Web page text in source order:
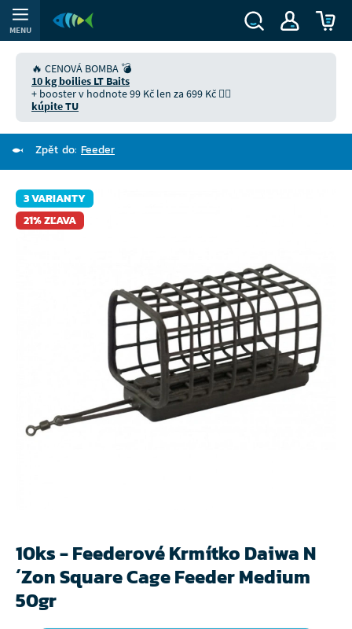
MENU
🔥 CENOVÁ BOMBA 💣
10 kg boilies LT Baits
+ booster v hodnote 99 Kč len za 699 Kč 👉🏻
kúpite TU
Zpět do: Feeder
3 VARIANTY
21% ZĽAVA
10ks - Feederové Krmítko Daiwa N
´Zon Square Cage Feeder Medium
50gr